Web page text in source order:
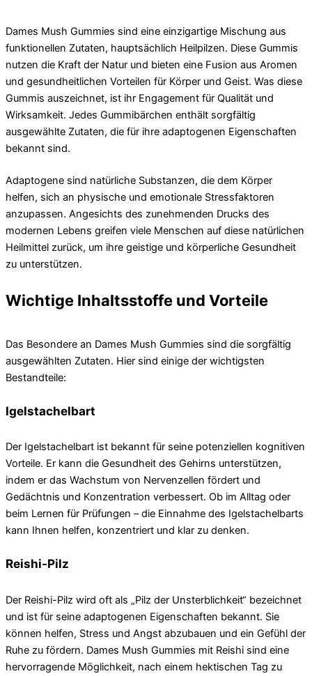
Dames Mush Gummies sind eine einzigartige Mischung aus
funktionellen Zutaten, hauptsächlich Heilpilzen. Diese Gummis
nutzen die Kraft der Natur und bieten eine Fusion aus Aromen
und gesundheitlichen Vorteilen für Körper und Geist. Was diese
Gummis auszeichnet, ist ihr Engagement für Qualität und
Wirksamkeit. Jedes Gummibärchen enthält sorgfältig
ausgewählte Zutaten, die für ihre adaptogenen Eigenschaften
bekannt sind.
Adaptogene sind natürliche Substanzen, die dem Körper
helfen, sich an physische und emotionale Stressfaktoren
anzupassen. Angesichts des zunehmenden Drucks des
modernen Lebens greifen viele Menschen auf diese natürlichen
Heilmittel zurück, um ihre geistige und körperliche Gesundheit
zu unterstützen.
Wichtige Inhaltsstoffe und Vorteile
Das Besondere an Dames Mush Gummies sind die sorgfältig
ausgewählten Zutaten. Hier sind einige der wichtigsten
Bestandteile:
Igelstachelbart
Der Igelstachelbart ist bekannt für seine potenziellen kognitiven
Vorteile. Er kann die Gesundheit des Gehirns unterstützen,
indem er das Wachstum von Nervenzellen fördert und
Gedächtnis und Konzentration verbessert. Ob im Alltag oder
beim Lernen für Prüfungen – die Einnahme des Igelstachelbarts
kann Ihnen helfen, konzentriert und klar zu denken.
Reishi-Pilz
Der Reishi-Pilz wird oft als „Pilz der Unsterblichkeit“ bezeichnet
und ist für seine adaptogenen Eigenschaften bekannt. Sie
können helfen, Stress und Angst abzubauen und ein Gefühl der
Ruhe zu fördern. Dames Mush Gummies mit Reishi sind eine
hervorragende Möglichkeit, nach einem hektischen Tag zu